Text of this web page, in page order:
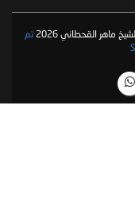
ماهر القحطاني 2026
تم